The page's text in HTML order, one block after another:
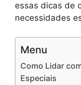
essas dicas de
necessidades
Menu
Como Lidar
Especiais